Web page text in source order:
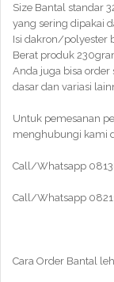
Size Bantal standar
yang sering dipakai
Isi dakron/polyester
Berat produk
Anda juga bisa
dasar dan variasi
Untuk pemesanan
menghubungi kami
Call/Whatsapp
Call/Whatsapp
Cara Order Bantal